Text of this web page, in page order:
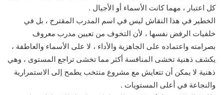
كل اعتبار ، مهما كانت الأسماء أو الأجيال .
الخطير في هذا النقاش ليس في اسم المدرب المقترح ، بل في
خلفيات الرفض نفسها ، لأن التخوف من تعيين مدرب معروف
بصرامته واعتماده على الجاهزية والأداء ، لا على الأسماء والعاطفة ،
يكشف ذهنية تخشى المنافسة أكثر مما تخشى تراجع المستوى ، وهي
ذهنية لا يمكن أن تتعايش مع مشروع منتخب يطمح إلى الاستمرارية
والنجاعة في أعلى المستويات .